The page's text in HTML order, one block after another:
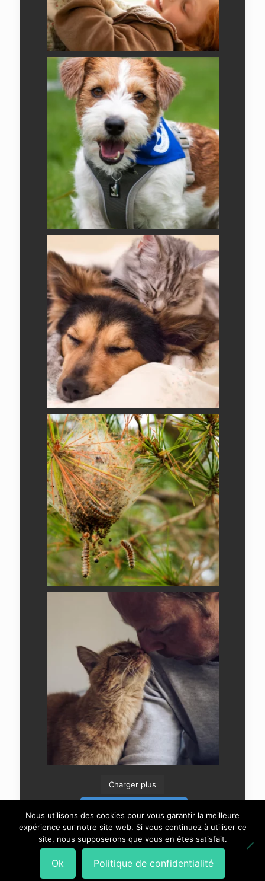
Charger plus
Nous utilisons des cookies pour vous garantir la meilleure
expérience sur notre site web. Si vous continuez à utiliser ce
site, nous supposerons que vous en êtes satisfait.
Ok Politique de confidentialité